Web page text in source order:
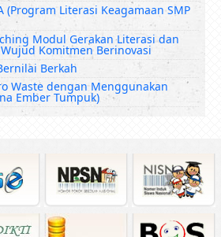
(Program Literasi Keagamaan SMP
Modul Gerakan Literasi dan
Komitmen Berinovasi
Berkah
Waste dengan Menggunakan
Ember Tumpuk)